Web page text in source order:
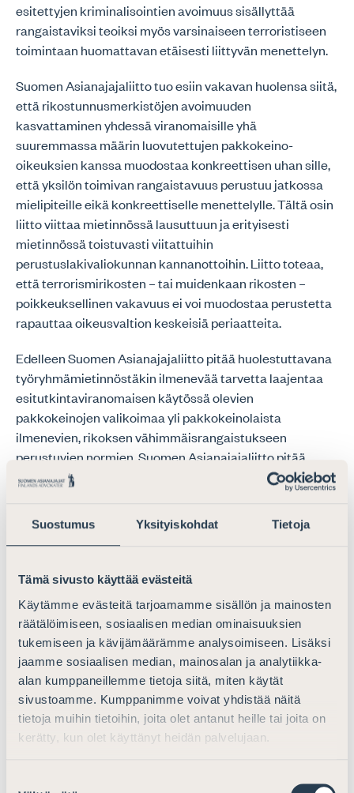
Suostumus Yksityiskohdat Tietoja
Tämä sivusto käyttää evästeitä
Käytämme evästeitä tarjoamamme sisällön ja mainosten
räätälöimiseen, sosiaalisen median ominaisuuksien
tukemiseen ja kävijämäärämme analysoimiseen. Lisäksi
jaamme sosiaalisen median, mainosalan ja analytiikka-
alan kumppaneillemme tietoja siitä, miten käytät
sivustoamme. Kumppanimme voivat yhdistää näitä
tietoja muihin tietoihin, joita olet antanut heille tai joita on
kerätty, kun olet käyttänyt heidän palvelujaan.
esitettyjen kriminalisointien avoimuus sisällyttää
rangaistaviksi teoiksi myös varsinaiseen terroristiseen
toimintaan huomattavan etäisesti liittyvän menettelyn.
Suomen Asianajajaliitto tuo esiin vakavan huolensa siitä,
että rikostunnusmerkistöjen avoimuuden
kasvattaminen yhdessä viranomaisille yhä
suuremmassa määrin luovutettujen pakkokeino-
oikeuksien kanssa muodostaa konkreettisen uhan sille,
että yksilön toimivan rangaistavuus perustuu jatkossa
mielipiteille eikä konkreettiselle menettelylle. Tältä osin
liitto viittaa mietinnössä lausuttuun ja erityisesti
mietinnössä toistuvasti viitattuihin
perustuslakivaliokunnan kannanottoihin. Liitto toteaa,
että terrorismirikosten – tai muidenkaan rikosten –
poikkeuksellinen vakavuus ei voi muodostaa perustetta
rapauttaa oikeusvaltion keskeisiä periaatteita.
Edelleen Suomen Asianajajaliitto pitää huolestuttavana
työryhmämietinnöstäkin ilmenevää tarvetta laajentaa
esitutkintaviranomaisen käytössä olevien
pakkokeinojen valikoimaa yli pakkokeinolaista
ilmenevien, rikoksen vähimmäisrangaistukseen
perustuvien normien. Suomen Asianajajaliitto pitää
huolestuttavana sitä, että mm. esitutkintaviranomaisten
johdonmukaisesti laajennettu yhä lievemmin
rangaistavaksi määrättyjen rikosten
Suomen Asianajajaliiton kanta esitettyihin
lainmuutoksiin
Suomen Asianajajaliitto katsoo uuden, lisätyn 34a:4.1 4) –
kohdan jättävän – olennaisuusvaatimuksesta
huolimatta – avoimeksi sen, minkälainen ”tehtävien
hoitaminen” voidaan katsoa täyttävän teon